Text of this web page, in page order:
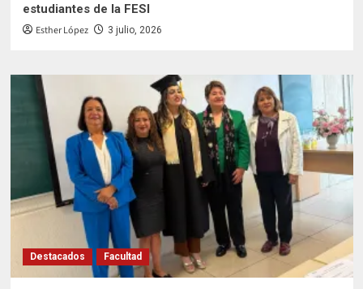
estudiantes de la FESI
Esther López 3 julio, 2026
Destacados Facultad